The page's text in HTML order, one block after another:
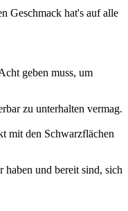
Geschmack hat's auf alle
geben muss, um
zu unterhalten vermag.
mit den Schwarzflächen
und bereit sind, sich